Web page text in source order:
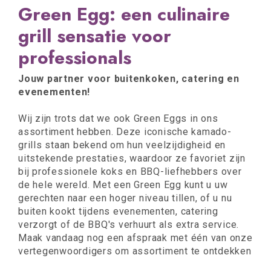
Green Egg: een culinaire
grill sensatie voor
professionals
Jouw partner voor buitenkoken, catering en
evenementen!
Wij zijn trots dat we ook Green Eggs in ons
assortiment hebben. Deze iconische kamado-
grills staan bekend om hun veelzijdigheid en
uitstekende prestaties, waardoor ze favoriet zijn
bij professionele koks en BBQ-liefhebbers over
de hele wereld. Met een Green Egg kunt u uw
gerechten naar een hoger niveau tillen, of u nu
buiten kookt tijdens evenementen, catering
verzorgt of de BBQ's verhuurt als extra service.
Maak vandaag nog een afspraak met één van onze
vertegenwoordigers om assortiment te ontdekken